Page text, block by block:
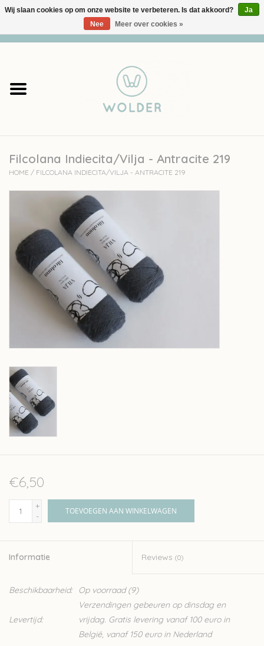
Garens
Accessoires
workshops
Solden
Over wolder
Filcolana Indiecita/Vilja - Antracite 219
HOME / FILCOLANA INDIECITA/VILJA - ANTRACITE 219
€6,50
+
-
TOEVOEGEN AAN WINKELWAGEN
Informatie Reviews (0)
Beschikbaarheid: Op voorraad(9)
Levertijd:
Verzendingen gebeuren op dinsdag en
vrijdag. Gratis levering vanaf 100 euro in
België, vanaf 150 euro in Nederland
Wij slaan cookies op om onze website te verbeteren. Is dat akkoord?
Ja
Nee
Meer over cookies »